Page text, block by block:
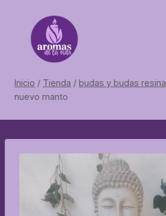
contenido
Inicio / Tienda / budas y budas resina
nuevo manto